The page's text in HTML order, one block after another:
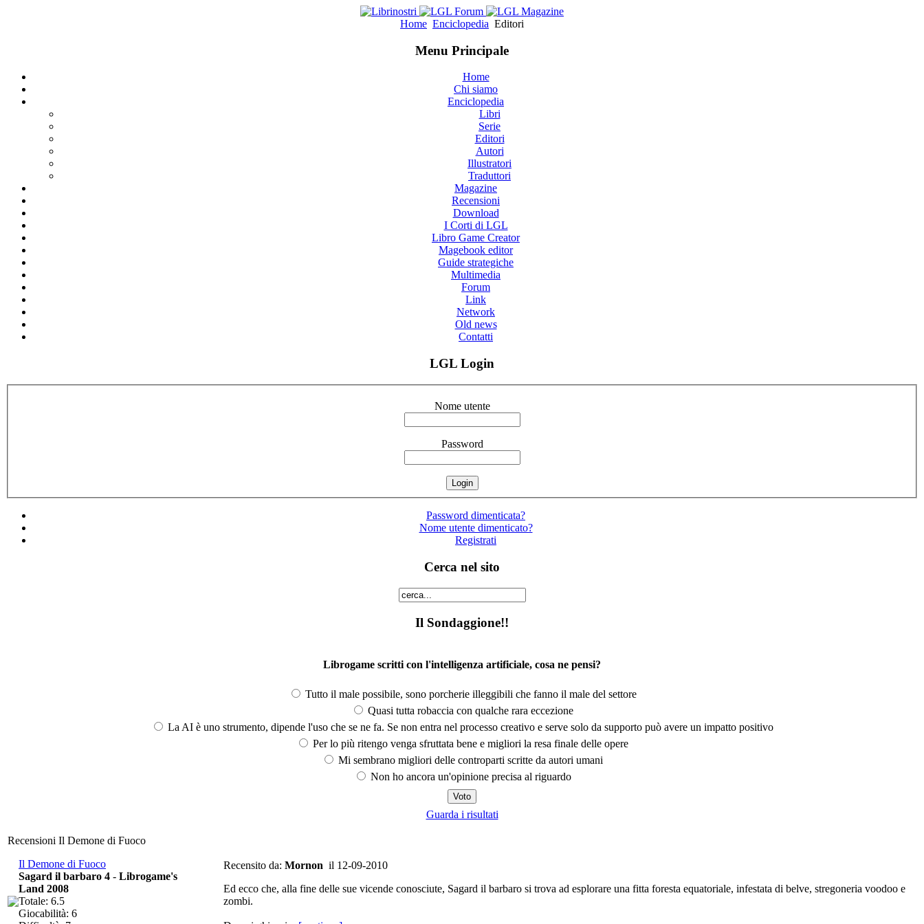
Home Enciclopedia Editori
Menu Principale
Home
Chi siamo
Enciclopedia
Libri
Serie
Editori
Autori
Illustratori
Traduttori
Magazine
Recensioni
Download
I Corti di LGL
Libro Game Creator
Magebook editor
Guide strategiche
Multimedia
Forum
Link
Network
Old news
Contatti
LGL Login
Nome utente
Password
Password dimenticata?
Nome utente dimenticato?
Registrati
Cerca nel sito
Il Sondaggione!!
Librogame scritti con l'intelligenza artificiale, cosa ne pensi?
Tutto il male possibile, sono porcherie illeggibili che fanno il male del settore
Quasi tutta robaccia con qualche rara eccezione
La AI è uno strumento, dipende l'uso che se ne fa. Se non entra nel processo creativo e serve solo da supporto può avere un impatto positivo
Per lo più ritengo venga sfruttata bene e migliori la resa finale delle opere
Mi sembrano migliori delle controparti scritte da autori umani
Non ho ancora un'opinione precisa al riguardo
Guarda i risultati
Recensioni Il Demone di Fuoco
Il Demone di Fuoco
Recensito da: Mornon il 12-09-2010
Ed ecco che, alla fine delle sue vicende conosciute, Sagard il barbaro si trova ad esplorare una fitta foresta equatoriale, infestata di belve, stregoneria voodoo e
zombi.
Sagard il barbaro 4 - Librogame's
Land 2008
Totale: 6.5
Giocabilità: 6